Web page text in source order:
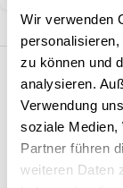
Wir verwenden
zu können und
analysieren.
Verwendung
soziale Medien,
Partner führen
weiteren Daten